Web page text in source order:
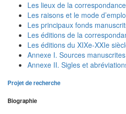
Les lieux de la correspondance
Les raisons et le mode
Les principaux fonds
Les éditions de la
Les éditions du XIXe-XXIe
Annexe I. Sources
Annexe II. Sigles et
Projet de recherche
Biographie